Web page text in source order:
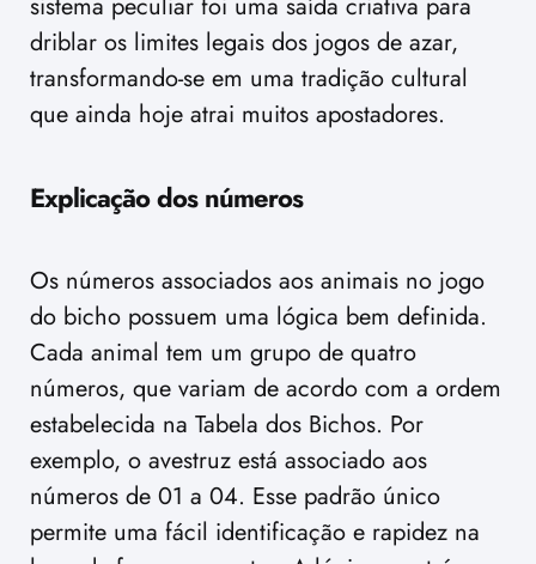
sistema peculiar foi uma saída criativa para
driblar os limites legais dos jogos de azar,
transformando-se em uma tradição cultural
que ainda hoje atrai muitos apostadores.
Explicação dos números
Os números associados aos animais no jogo
do bicho possuem uma lógica bem definida.
Cada animal tem um grupo de quatro
números, que variam de acordo com a ordem
estabelecida na Tabela dos Bichos. Por
exemplo, o avestruz está associado aos
números de 01 a 04. Esse padrão único
permite uma fácil identificação e rapidez na